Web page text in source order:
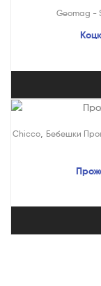
Geomag -
Chicco, Бебешки